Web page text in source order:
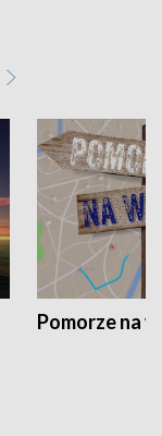
Pomorze na